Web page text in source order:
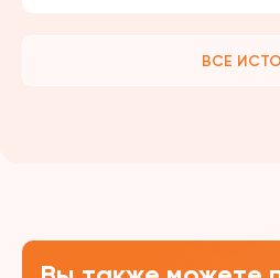
ВСЕ